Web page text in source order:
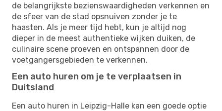
de belangrijkste bezienswaardigheden verkennen en
de sfeer van de stad opsnuiven zonder je te
haasten. Als je meer tijd hebt, kun je altijd nog
dieper in de meest authentieke wijken duiken, de
culinaire scene proeven en ontspannen door de
voetgangersgebieden te verkennen.
Een auto huren om je te verplaatsen in
Duitsland
Een auto huren in Leipzig-Halle kan een goede optie